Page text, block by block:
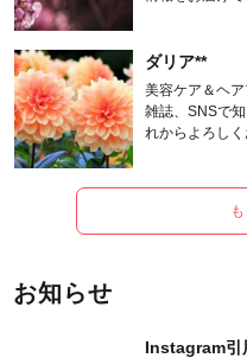
ダリア**
美容ケア＆ヘ
雑誌、SNSで
れからよろし
お知らせ
Instagram引